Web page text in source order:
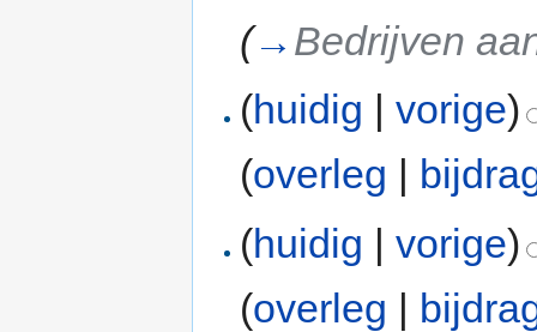
(→ Bedrijven
(huidig |vorige)
(overleg
(huidig |vorige)
(overleg |